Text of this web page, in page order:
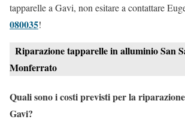
tapparelle a Gavi, non esitare a contattare
080035!
Riparazione tapparelle in alluminio San
Monferrato
Quali sono i costi previsti per la
Gavi?